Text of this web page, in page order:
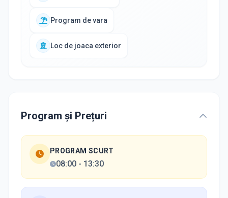
Program de vara
Loc de joaca exterior
Program și Prețuri
PROGRAM SCURT
08:00 - 13:30